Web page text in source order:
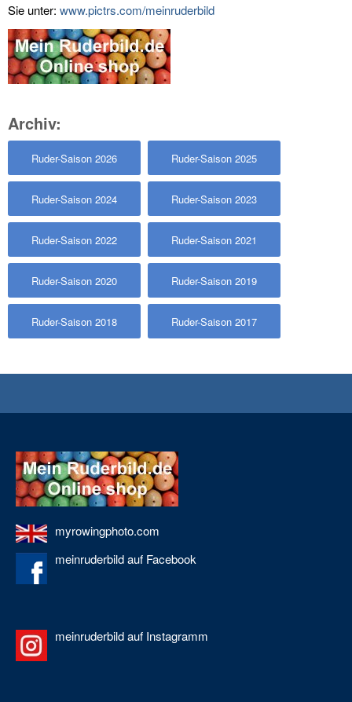
Sie unter: www.pictrs.com/meinruderbild
Archiv:
Ruder-Saison 2026 Ruder-Saison 2025
Ruder-Saison 2024 Ruder-Saison 2023
Ruder-Saison 2022 Ruder-Saison 2021
Ruder-Saison 2020 Ruder-Saison 2019
Ruder-Saison 2018 Ruder-Saison 2017
myrowingphoto.com
meinruderbild auf Facebook
meinruderbild auf Instagramm